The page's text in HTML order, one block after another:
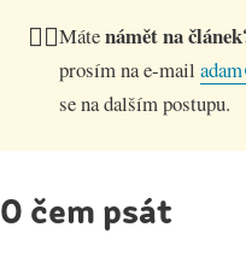
👉🏻Mátenámět na
prosím na e-mail
se na dalším postupu.
O čem psát